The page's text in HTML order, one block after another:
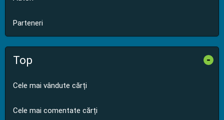
Parteneri
Top -
Cele mai vândute cărți
Cele mai comentate cărți